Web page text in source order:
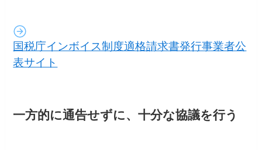
国税庁インボイス制度適格請求書発行事業者公
表サイト
一方的に通告せずに、十分な協議を行う